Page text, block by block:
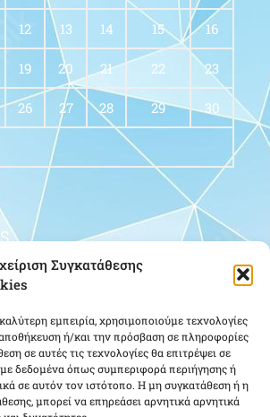
Συγκατάθεσης
εμπειρία, χρησιμοποιούμε τεχνολογίες
ή/και την πρόσβαση σε πληροφορίες
σε αυτές τις τεχνολογίες θα επιτρέψει σε
δεδομένα όπως συμπεριφορά περιήγησης ή
σε αυτόν τον ιστότοπο. Η μη συγκατάθεση ή η
μπορεί να επηρεάσει αρνητικά αρνητικά
12 13 14 15 16
19 20 21 22 23
26 27 28 29 30
για να αποδεχτείτε cookies